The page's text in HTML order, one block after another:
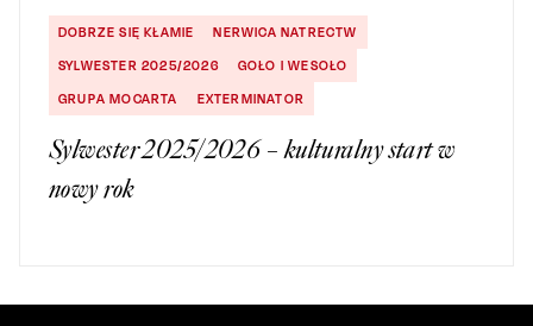
DOBRZE SIĘ KŁAMIE
NERWICA NATRECTW
SYLWESTER 2025/2026
GOŁO I WESOŁO
GRUPA MOCARTA
EXTERMINATOR
Sylwester 2025/2026 – kulturalny start w
nowy rok